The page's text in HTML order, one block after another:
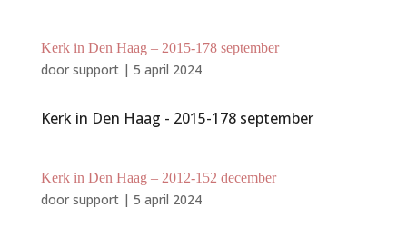
Kerk in Den Haag – 2015-178 september
door support| 5 april 2024
Kerk in Den Haag - 2015-178 september
Kerk in Den Haag – 2012-152 december
door support| 5 april 2024